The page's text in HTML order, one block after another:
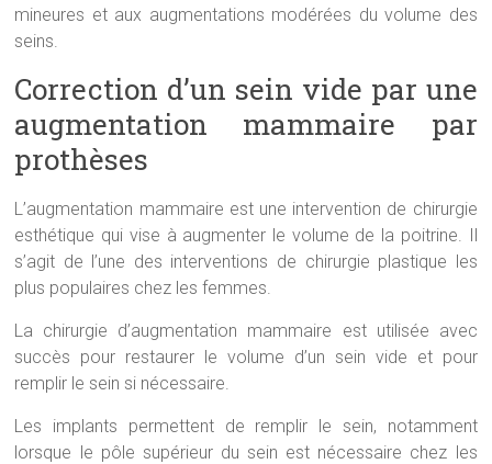
mineures et aux augmentations modérées du volume des
seins.
Correction d’un sein vide par une
augmentation mammaire par
prothèses
L’augmentation mammaire est une intervention de chirurgie
esthétique qui vise à augmenter le volume de la poitrine. Il
s’agit de l’une des interventions de chirurgie plastique les
plus populaires chez les femmes.
La chirurgie d’augmentation mammaire est utilisée avec
succès pour restaurer le volume d’un sein vide et pour
remplir le sein si nécessaire.
Les implants permettent de remplir le sein, notamment
lorsque le pôle supérieur du sein est nécessaire chez les